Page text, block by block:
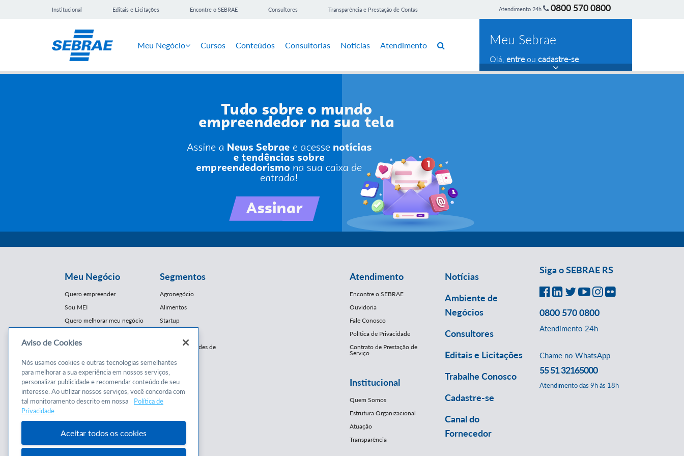
Institucional Editais e Licitações Encontre o SEBRAE Consultores Transparência e Prestação de Contas Atendimento 24h 0800 570 0800
Meu Negócio Cursos Conteúdos Consultorias Notícias Atendimento Meu Sebrae
Olá, entreou cadastre-se
Meu Negócio
Quero empreender
Sou MEI
Quero melhorar meu negócio
Cursos e
Conteúdos
Cursos
Consultorias
Programas
Segmentos
Agronegócio
Alimentos
Startup
Franquias / Redes de
Moda
Moveleiro
Saúde
Turismo
Mercopar
Atendimento
Encontre o SEBRAE
Ouvidoria
Fale Conosco
Política de Privacidade
Contrato de Prestação de
Serviço
Institucional
Quem Somos
Estrutura Organizacional
Atuação
Transparência
Notícias
Ambiente de
Negócios
Consultores
Editais e Licitações
Trabalhe Conosco
Cadastre-se
Canal do
Fornecedor
Siga o SEBRAE RS
0800 570 0800
Atendimento 24h
Chame no WhatsApp
55 51 32165000
Atendimento das 9h às 18h
Aviso de Cookies
Nós usamos cookies e outras tecnologias semelhantes
para melhorar a sua experiência em nossos serviços,
personalizar publicidade e recomendar conteúdo de seu
interesse. Ao utilizar nossos serviços, você concorda com
tal monitoramento descrito em nossa
Política de
Privacidade
Aceitar todos os cookies